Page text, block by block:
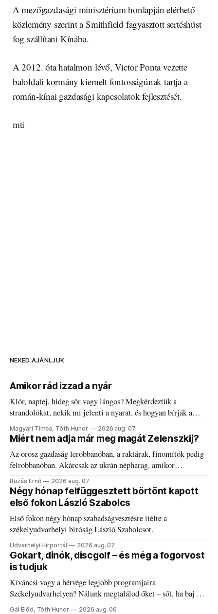
A mezőgazdasági minisztérium honlapján elérhető
közlemény szerint a Smithfield fagyasztott sertéshúst
fog szállítani Kínába.
A 2012. óta hatalmon lévő, Victor Ponta vezette
baloldali kormány kiemelt fontosságúnak tartja a
román-kínai gazdasági kapcsolatok fejlesztését.
mti
NEKED AJÁNLJUK
Amikor rád izzad a nyár
Klór, naptej, hideg sör vagy lángos? Megkérdeztük a
strandolókat, nekik mi jelenti a nyarat, és hogyan bírják a
kánikulát.
Magyari Tímea, Tóth Hunor 2026 aug. 07
Miért nem adja már meg magát Zelenszkij?
Az orosz gazdaság lerobbanóban, a raktárak, finomítók pedig
felrobbanóban. Akárcsak az ukrán népharag, amikor
elégedetlen vezetőivel.
Buzás Ernő 2026 aug. 07
Négy hónap felfüggesztett börtönt kapott
első fokon László Szabolcs
Első fokon négy hónap szabadságvesztésre ítélte a
székelyudvarhelyi bíróság László Szabolcsot.
Udvarhelyi Hírportál 2026 aug. 07
Gokart, dinók, discgolf – és még a fogorvost
is tudjuk
Kíváncsi vagy a hétvége legjobb programjaira
Székelyudvarhelyen? Nálunk megtalálod őket – sőt, ha baj van
a fogaddal, a fogorvosi ügyeletet is!
Gál Előd, Tóth Hunor 2026 aug. 06